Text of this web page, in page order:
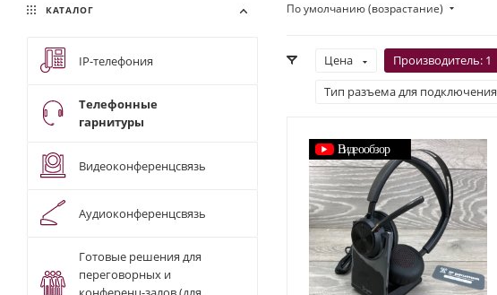
По умолчанию (возрастание)
Цена Производитель: 1
Тип разъема для подключения
КАТАЛОГ
IP-телефония
Телефонные
гарнитуры
Видеоконференцсвязь
Аудиоконференцсвязь
Готовые решения для
переговорных и